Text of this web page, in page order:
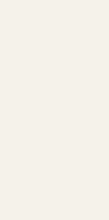
per NO
rientra il
22.0000%